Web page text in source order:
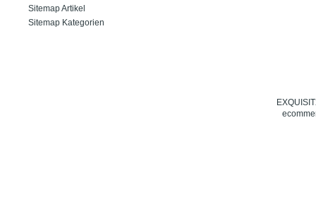
Sitemap Artikel
Sitemap Kategorien